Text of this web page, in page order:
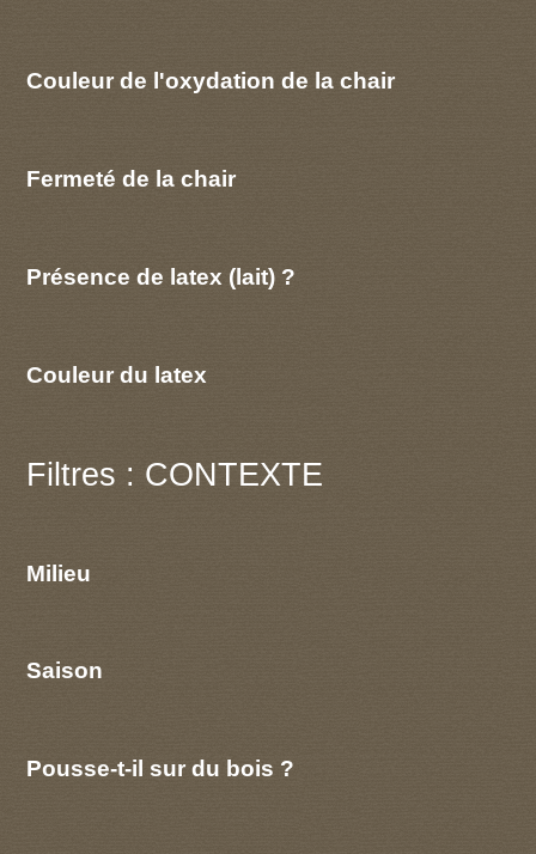
Couleur de l'oxydation de la chair
Fermeté de la chair
Présence de latex (lait) ?
Couleur du latex
Filtres : CONTEXTE
Milieu
Saison
Pousse-t-il sur du bois ?